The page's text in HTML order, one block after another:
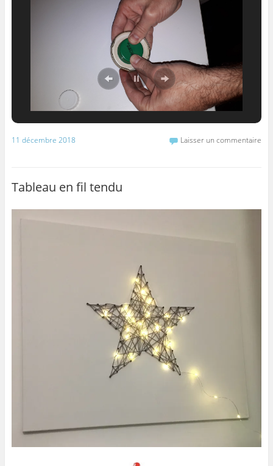
11 décembre 2018 Laisser un commentaire
Tableau en fil tendu